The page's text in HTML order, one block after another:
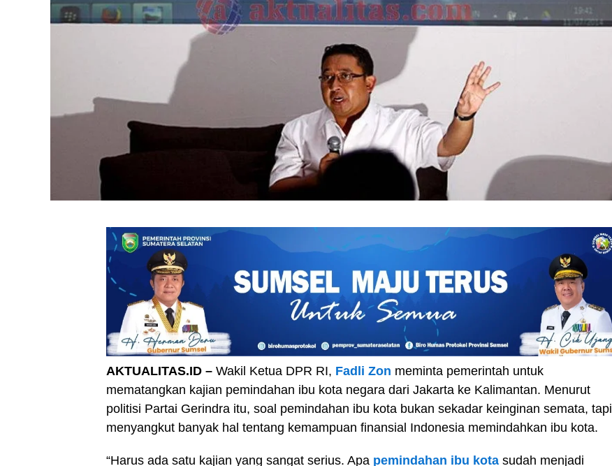
AKTUALITAS.ID – Wakil Ketua DPR RI, Fadli Zon meminta pemerintah untuk
mematangkan kajian pemindahan ibu kota negara dari Jakarta ke Kalimantan. Menurut
politisi Partai Gerindra itu, soal pemindahan ibu kota bukan sekadar keinginan semata, tapi
menyangkut banyak hal tentang kemampuan finansial Indonesia memindahkan ibu kota.
“Harus ada satu kajian yang sangat serius. Apa pemindahan ibu kota sudah menjadi